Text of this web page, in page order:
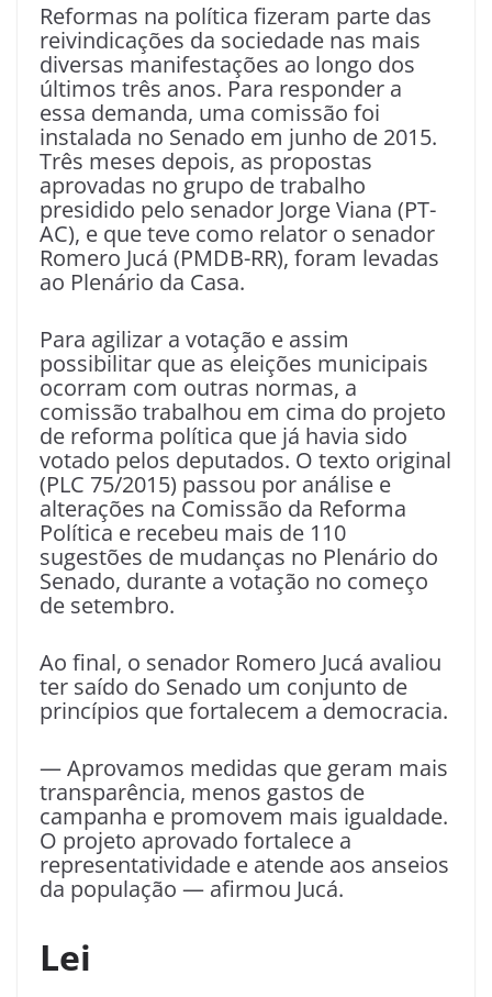
Reformas na política fizeram parte das
reivindicações da sociedade nas mais
diversas manifestações ao longo dos
últimos três anos. Para responder a
essa demanda, uma comissão foi
instalada no Senado em junho de 2015.
Três meses depois, as propostas
aprovadas no grupo de trabalho
presidido pelo senador Jorge Viana (PT-
AC), e que teve como relator o senador
Romero Jucá (PMDB-RR), foram levadas
ao Plenário da Casa.
Para agilizar a votação e assim
possibilitar que as eleições municipais
ocorram com outras normas, a
comissão trabalhou em cima do projeto
de reforma política que já havia sido
votado pelos deputados. O texto original
(PLC 75/2015) passou por análise e
alterações na Comissão da Reforma
Política e recebeu mais de 110
sugestões de mudanças no Plenário do
Senado, durante a votação no começo
de setembro.
Ao final, o senador Romero Jucá avaliou
ter saído do Senado um conjunto de
princípios que fortalecem a democracia.
— Aprovamos medidas que geram mais
transparência, menos gastos de
campanha e promovem mais igualdade.
O projeto aprovado fortalece a
representatividade e atende aos anseios
da população — afirmou Jucá.
Lei